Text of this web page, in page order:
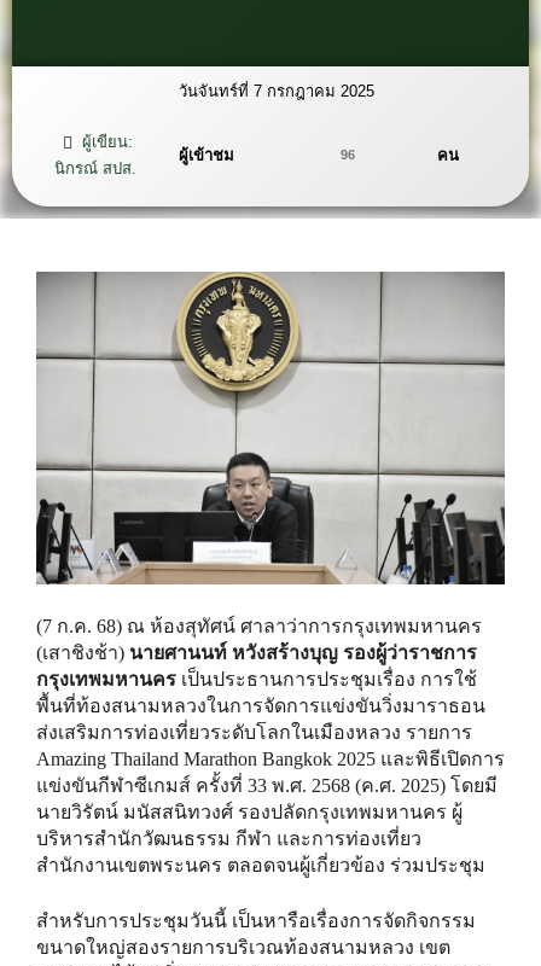
วันจันทร์ที่ 7 กรกฎาคม 2025
ผู้เขียน:
นิกรณ์ สปส.
ผู้เข้าชม 96 คน
(7 ก.ค. 68) ณ ห้องสุทัศน์ ศาลาว่าการกรุงเทพมหานคร
(เสาชิงช้า) นายศานนท์ หวังสร้างบุญ รองผู้ว่าราชการ
กรุงเทพมหานคร เป็นประธานการประชุมเรื่อง การใช้
พื้นที่ท้องสนามหลวงในการจัดการแข่งขันวิ่งมาราธอน
ส่งเสริมการท่องเที่ยวระดับโลกในเมืองหลวง รายการ
Amazing Thailand Marathon Bangkok 2025 และพิธีเปิดการ
แข่งขันกีฬาซีเกมส์ ครั้งที่ 33 พ.ศ. 2568 (ค.ศ. 2025) โดยมี
นายวิรัตน์ มนัสสนิทวงศ์ รองปลัดกรุงเทพมหานคร ผู้
บริหารสำนักวัฒนธรรม กีฬา และการท่องเที่ยว
สำนักงานเขตพระนคร ตลอดจนผู้เกี่ยวข้อง ร่วมประชุม
สำหรับการประชุมวันนี้ เป็นหารือเรื่องการจัดกิจกรรม
ขนาดใหญ่สองรายการบริเวณท้องสนามหลวง เขต